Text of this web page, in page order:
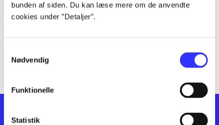
bunden af siden. Du kan læse mere om de anvendte
cookies under ”Detaljer”.
Nødvendig
Funktionelle
Statistik
lorem ipsum dolor sit amet ...
lorem ipsum dolor sit amet ...
lorem ipsum dolor sit amet ...